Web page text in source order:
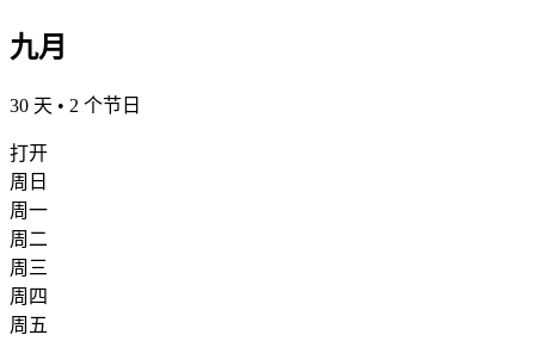
九月
30 天 • 2 个节日
打开
周日
周一
周二
周三
周四
周五